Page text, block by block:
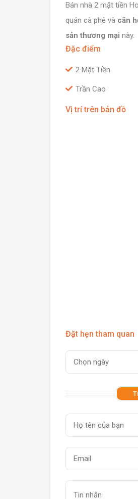
Bán nhà 2 mặt tiền
quán cà phê và căn
sản thương mại này.
Đặc điểm
2 Mặt Tiền
Trần Cao
Vị trí trên bản đồ
Đặt hẹn tham quan